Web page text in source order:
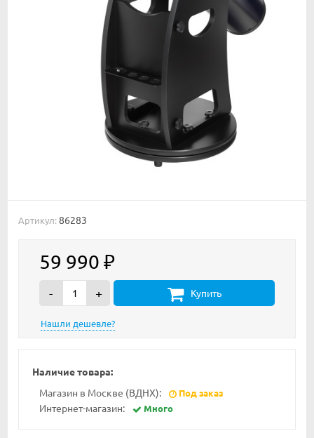
Артикул: 86283
59 990 ₽
- + Купить
Наличие товара:
Магазин в Москве (ВДНХ):
Под заказ
Интернет-магазин: Много